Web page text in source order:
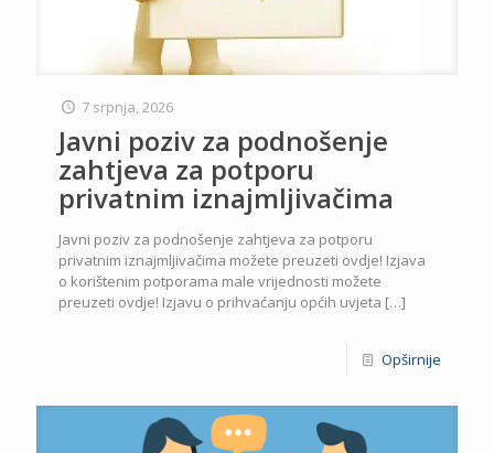
7 srpnja, 2026
Javni poziv za podnošenje
zahtjeva za potporu
privatnim iznajmljivačima
Javni poziv za podnošenje zahtjeva za potporu
privatnim iznajmljivačima možete preuzeti ovdje! Izjava
o korištenim potporama male vrijednosti možete
preuzeti ovdje! Izjavu o prihvaćanju općih uvjeta […]
Opširnije